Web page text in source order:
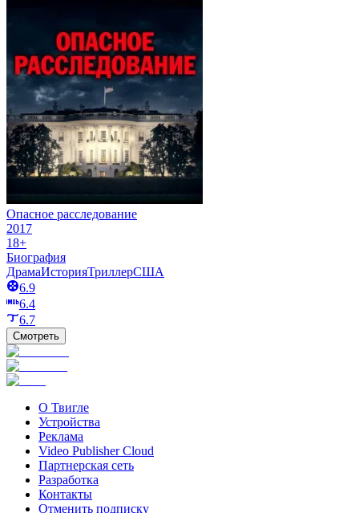
Опасное расследование
2017
18+
Биография
ДрамаИсторияТриллерСША
6.9
6.4
6.7
Смотреть
О Твигле
Устройства
Реклама
Video Publisher Cloud
Партнерская сеть
Разработка
Контакты
Отменить подписку